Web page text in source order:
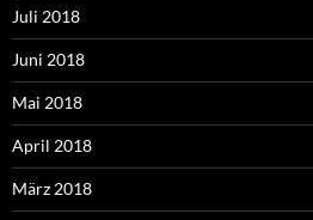
Juli 2018
Juni 2018
Mai 2018
April 2018
März 2018